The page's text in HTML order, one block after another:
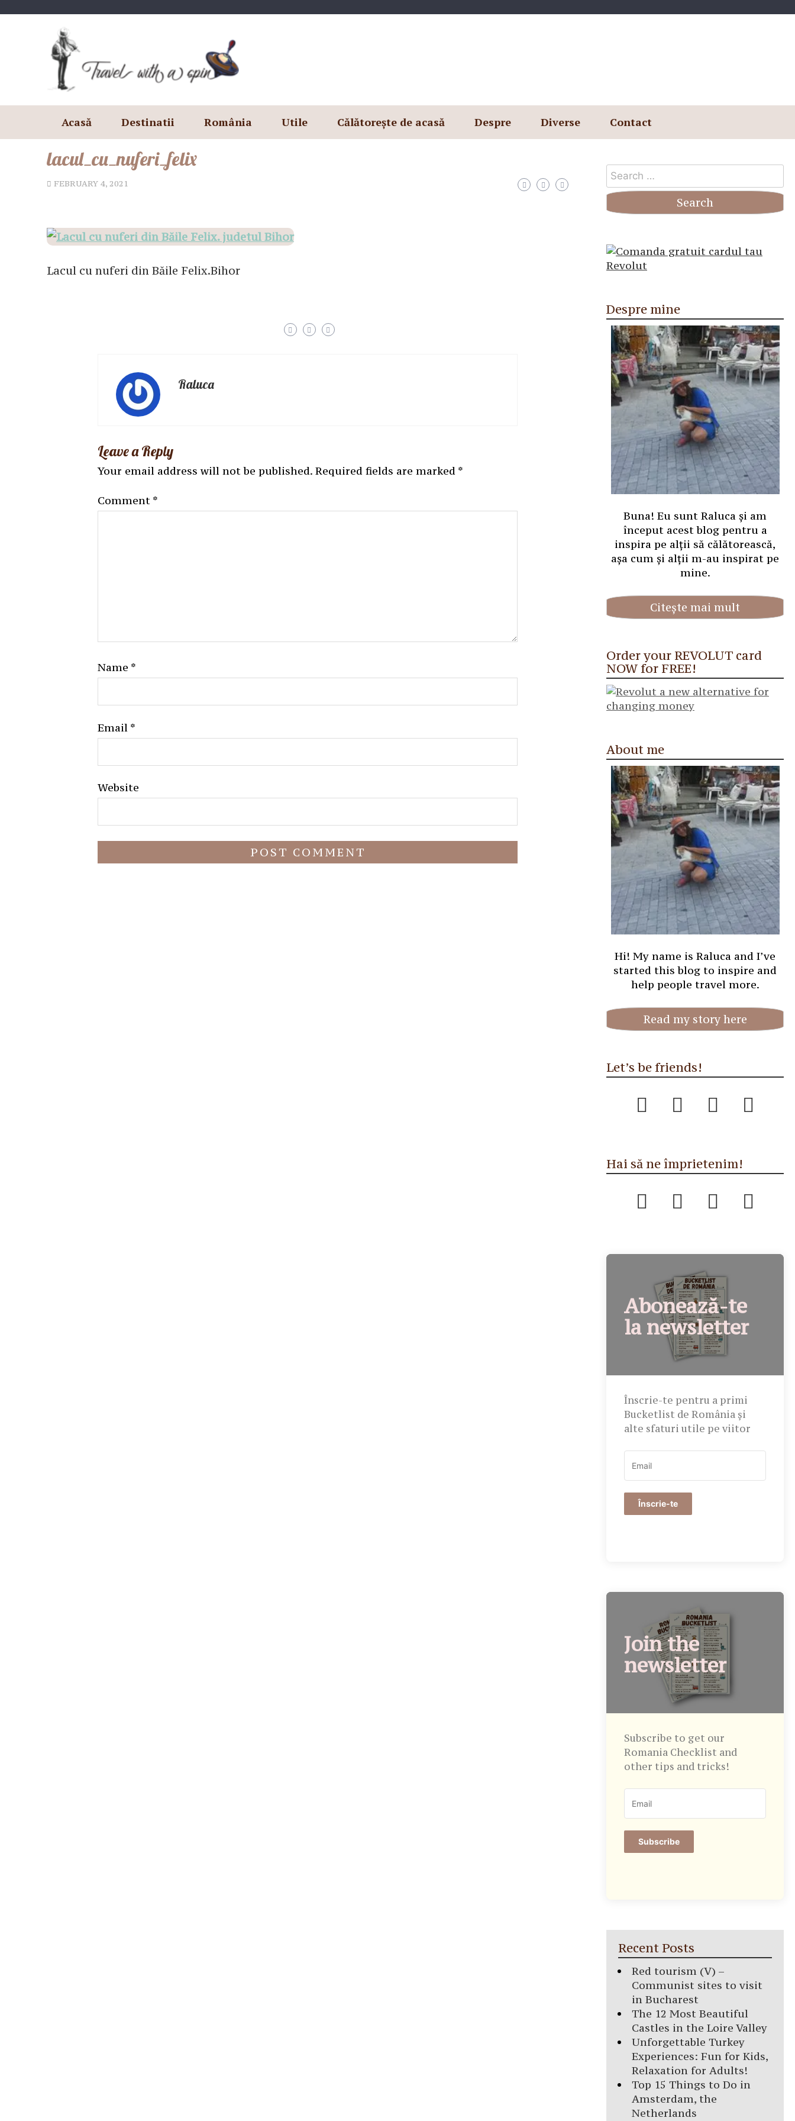
Acasă Destinatii România Utile Călătorește de acasă Despre Diverse Contact
lacul_cu_nuferi_felix
FEBRUARY 4, 2021
Lacul cu nuferi din Băile Felix.Bihor
Raluca
Leave a Reply
Your email address will not be published. Required fields are marked *
Comment *
Name *
Email *
Website
Search
for:
Despre mine
Buna! Eu sunt Raluca și am
început acest blog pentru a
inspira pe alții să călătorească,
așa cum și alții m-au inspirat pe
mine.
Citește mai mult
Order your REVOLUT card
NOW for FREE!
About me
Hi! My name is Raluca and I’ve
started this blog to inspire and
help people travel more.
Read my story here
Let’s be friends!
Hai să ne împrietenim!
Abonează-te
la newsletter
Înscrie-te pentru a primi
Bucketlist de România și
alte sfaturi utile pe viitor
Înscrie-te
Join the
newsletter
Subscribe to get our
Romania Checklist and
other tips and tricks!
Subscribe
Recent Posts
Red tourism (V) –
Communist sites to visit
in Bucharest
The 12 Most Beautiful
Castles in the Loire Valley
Unforgettable Turkey
Experiences: Fun for Kids,
Relaxation for Adults!
Top 15 Things to Do in
Amsterdam, the
Netherlands